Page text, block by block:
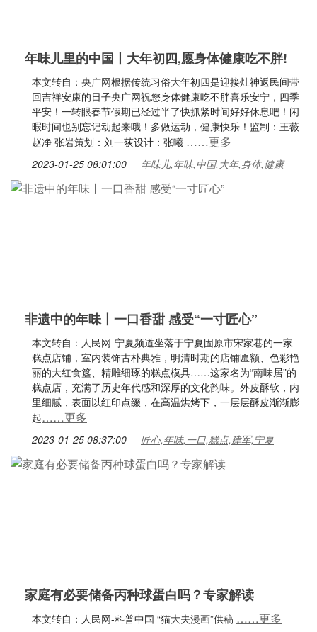
年味儿里的中国丨大年初四,愿身体健康吃不胖!
本文转自：央广网根据传统习俗大年初四是迎接灶神返民间带
回吉祥安康的日子央广网祝您身体健康吃不胖喜乐安宁，四季
平安！一转眼春节假期已经过半了快抓紧时间好好休息吧！闲
暇时间也别忘记动起来哦！多做运动，健康快乐！监制：王薇
赵净 张岩策划：刘一荻设计：张曦 ……更多
2023-01-25 08:01:00 年味儿,年味,中国,大年,身体,健康
非遗中的年味丨一口香甜 感受“一寸匠心”
本文转自：人民网-宁夏频道坐落于宁夏固原市宋家巷的一家
糕点店铺，室内装饰古朴典雅，明清时期的店铺匾额、色彩艳
丽的大红食簋、精雕细琢的糕点模具……这家名为“南味居”的
糕点店，充满了历史年代感和深厚的文化韵味。外皮酥软，内
里细腻，表面以红印点缀，在高温烘烤下，一层层酥皮渐渐膨
起……更多
2023-01-25 08:37:00 匠心,年味,一口,糕点,建军,宁夏
家庭有必要储备丙种球蛋白吗？专家解读
本文转自：人民网-科普中国 “猫大夫漫画”供稿 ……更多